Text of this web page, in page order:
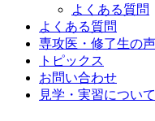
よくある質問
よくある質問
専攻医・修了生の声
トピックス
お問い合わせ
見学・実習について